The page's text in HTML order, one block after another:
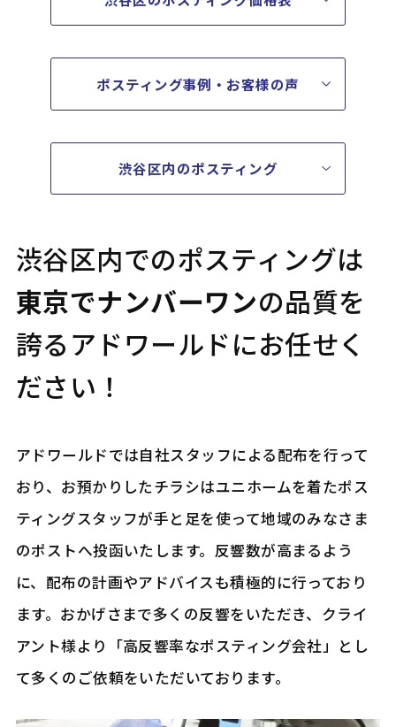
ポスティング事例・お客様の声
渋谷区内のポスティング
渋谷区内でのポスティングは
東京でナンバーワンの品質を
誇るアドワールドにお任せく
ださい！
アドワールドでは自社スタッフによる配布を行って
おり、お預かりしたチラシはユニホームを着たポス
ティングスタッフが手と足を使って地域のみなさま
のポストへ投函いたします。反響数が高まるよう
に、配布の計画やアドバイスも積極的に行っており
ます。おかげさまで多くの反響をいただき、クライ
アント様より「高反響率なポスティング会社」とし
て多くのご依頼をいただいております。